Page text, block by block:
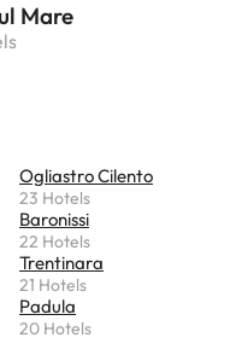
Mare
Ogliastro Cilento
23 Hotels
Baronissi
22 Hotels
Trentinara
21 Hotels
Padula
20 Hotels